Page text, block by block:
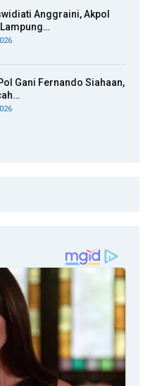
Anggraini, Akpol
Gani Fernando Siahaan,